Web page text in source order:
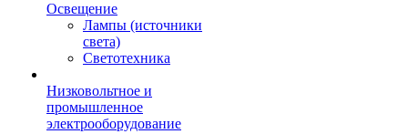
Освещение
Лампы (источники
света)
Светотехника
Низковольтное и
промышленное
электрооборудование